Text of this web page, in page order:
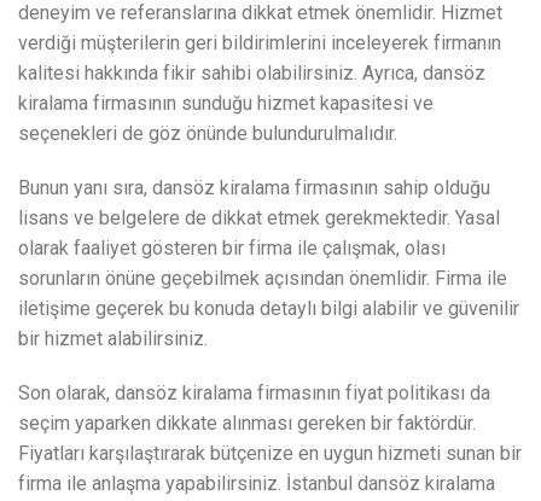
deneyim ve referanslarına dikkat etmek önemlidir. Hizmet
verdiği müşterilerin geri bildirimlerini inceleyerek firmanın
kalitesi hakkında fikir sahibi olabilirsiniz. Ayrıca, dansöz
kiralama firmasının sunduğu hizmet kapasitesi ve
seçenekleri de göz önünde bulundurulmalıdır.
Bunun yanı sıra, dansöz kiralama firmasının sahip olduğu
lisans ve belgelere de dikkat etmek gerekmektedir. Yasal
olarak faaliyet gösteren bir firma ile çalışmak, olası
sorunların önüne geçebilmek açısından önemlidir. Firma ile
iletişime geçerek bu konuda detaylı bilgi alabilir ve güvenilir
bir hizmet alabilirsiniz.
Son olarak, dansöz kiralama firmasının fiyat politikası da
seçim yaparken dikkate alınması gereken bir faktördür.
Fiyatları karşılaştırarak bütçenize en uygun hizmeti sunan bir
firma ile anlaşma yapabilirsiniz. İstanbul dansöz kiralama